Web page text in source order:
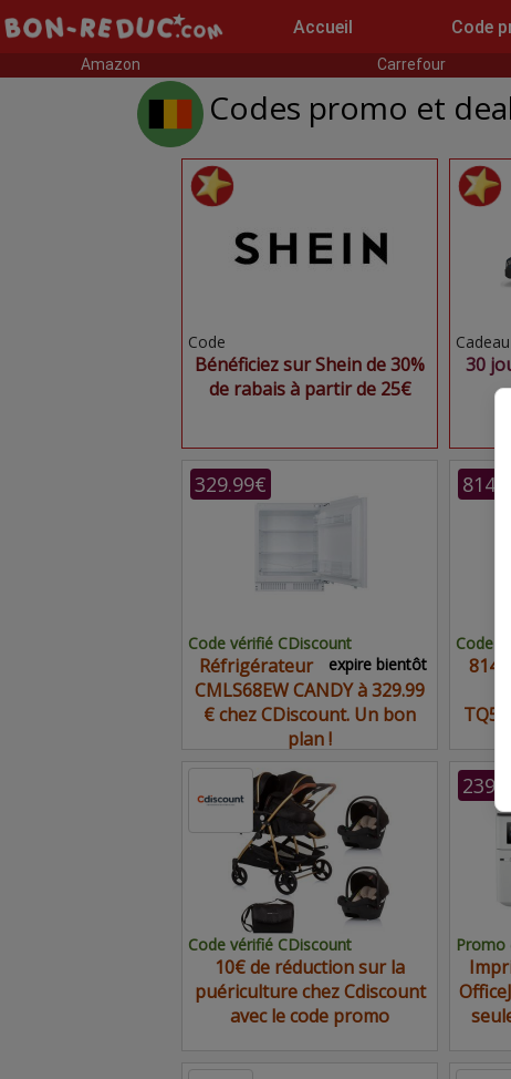
Accueil Code
Amazon Carrefour
Codes promo et
Code
Bénéficiez sur Shein de 30%
de rabais à partir de 25€
30
329.99€
Code vérifié CDiscount
expire bientôt
Réfrigérateur
CMLS68EW CANDY à 329.99
€ chez CDiscount. Un bon
plan !
Code
814
Code vérifié CDiscount
10€ de réduction sur la
puériculture chez Cdiscount
avec le code promo
Promo